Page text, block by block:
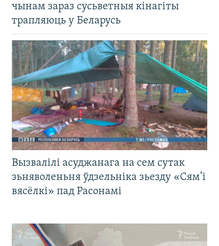
чынам зараз сусьветныя кінагіты
трапляюць у Беларусь
Вызвалілі асуджанага на сем сутак
зьняволеньня ўдзельніка зьезду «Сям’і
вясёлкі» пад Расонамі